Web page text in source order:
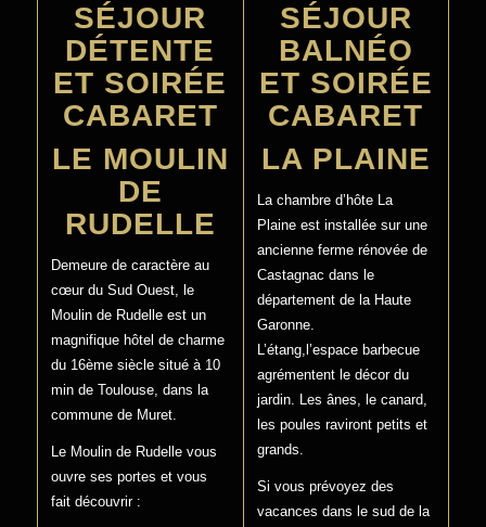
SÉJOUR
DÉTENTE
ET SOIRÉE
CABARET
LE MOULIN
DE
RUDELLE
Demeure de caractère au
cœur du Sud Ouest, le
Moulin de Rudelle est un
magnifique hôtel de charme
du 16ème siècle situé à 10
min de Toulouse, dans la
commune de Muret.
Le Moulin de Rudelle vous
ouvre ses portes et vous
fait découvrir :
SÉJOUR
BALNÉO
ET SOIRÉE
CABARET
LA PLAINE
La chambre d’hôte La
Plaine est installée sur une
ancienne ferme rénovée de
Castagnac dans le
département de la Haute
Garonne.
L’étang,l’espace barbecue
agrémentent le décor du
jardin. Les ânes, le canard,
les poules raviront petits et
grands.
Si vous prévoyez des
vacances dans le sud de la